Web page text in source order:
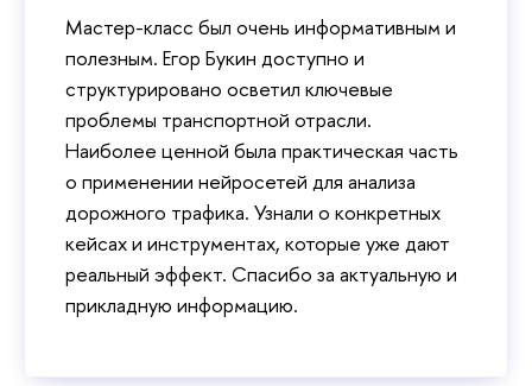
Мастер-класс был очень информативным и
полезным. Егор Букин доступно и
структурировано осветил ключевые
проблемы транспортной отрасли.
Наиболее ценной была практическая часть
о применении нейросетей для анализа
дорожного трафика. Узнали о конкретных
кейсах и инструментах, которые уже дают
реальный эффект. Спасибо за актуальную и
прикладную информацию.